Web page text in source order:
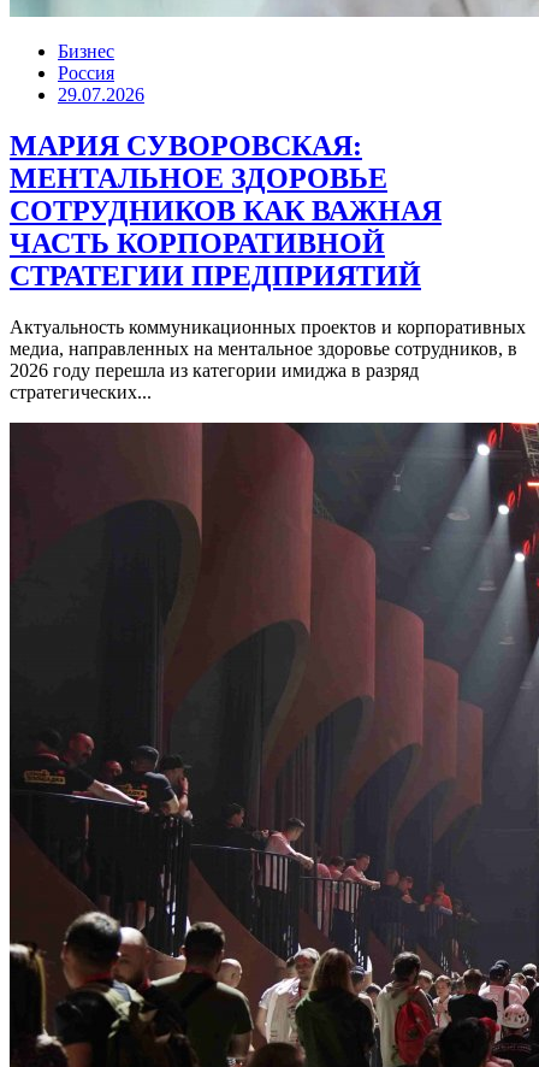
Бизнес
Россия
29.07.2026
МАРИЯ СУВОРОВСКАЯ:
МЕНТАЛЬНОЕ ЗДОРОВЬЕ
СОТРУДНИКОВ КАК ВАЖНАЯ
ЧАСТЬ КОРПОРАТИВНОЙ
СТРАТЕГИИ ПРЕДПРИЯТИЙ
Актуальность коммуникационных проектов и корпоративных
медиа, направленных на ментальное здоровье сотрудников, в
2026 году перешла из категории имиджа в разряд
стратегических...